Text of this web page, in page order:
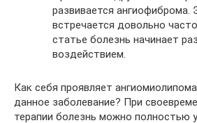
развивается ангиофиброма.
встречается довольно
статье болезнь начинает
воздействием.
Как себя проявляет
данное заболевание? При
терапии болезнь можно полностью